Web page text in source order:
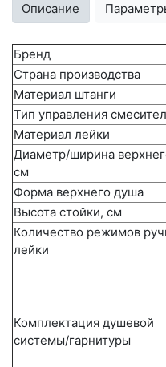
Описание
Бренд
Страна производства
Материал штанги
Тип управления
Материал лейки
Диаметр/ширина
см
Форма верхнего душа
Высота стойки, см
Количество режимов
лейки
Комплектация душевой
системы/гарнитуры